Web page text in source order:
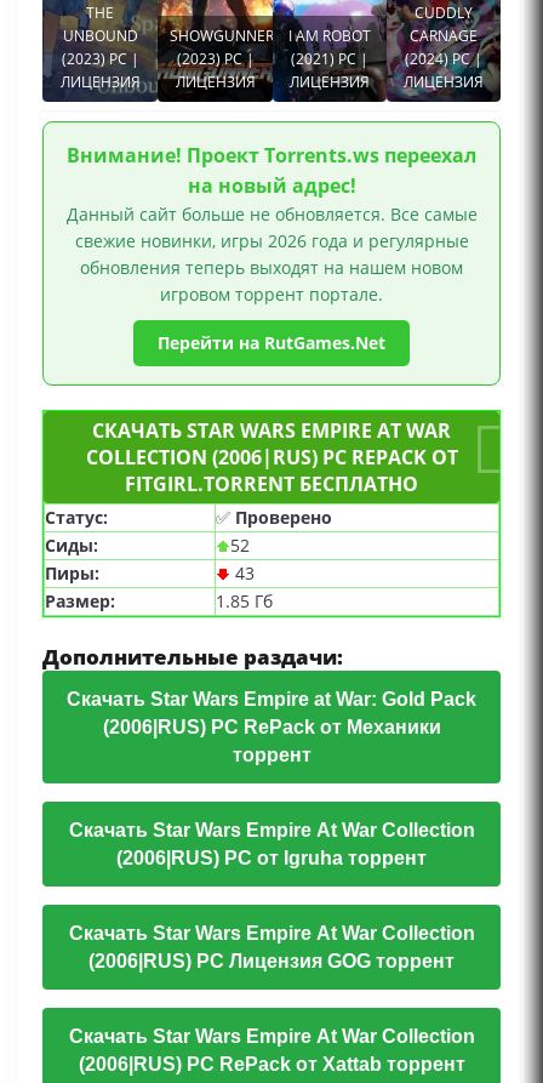
THE
UNBOUND
(2023) PC |
ЛИЦЕНЗИЯ
SHOWGUNNERS
(2023) PC |
ЛИЦЕНЗИЯ
I AM ROBOT
(2021) PC |
ЛИЦЕНЗИЯ
CUDDLY
CARNAGE
(2024) PC |
ЛИЦЕНЗИЯ
Внимание! Проект Torrents.ws переехал
на новый адрес!
Данный сайт больше не обновляется. Все самые
свежие новинки, игры 2026 года и регулярные
обновления теперь выходят на нашем новом
игровом торрент портале.
Перейти на RutGames.Net
СКАЧАТЬ STAR WARS EMPIRE AT WAR
COLLECTION (2006|RUS) PC REPACK ОТ
FITGIRL.TORRENT БЕСПЛАТНО
Статус: ✅ Проверено
Сиды:
52
Пиры:
43
Размер:
1.85 Гб
Дополнительные раздачи:
Скачать Star Wars Empire at War: Gold Pack
(2006|RUS) PC RePack от Механики
торрент
Скачать Star Wars Empire At War Collection
(2006|RUS) PC от Igruha торрент
Скачать Star Wars Empire At War Collection
(2006|RUS) PC Лицензия GOG торрент
Скачать Star Wars Empire At War Collection
(2006|RUS) PC RePack от Xattab торрент